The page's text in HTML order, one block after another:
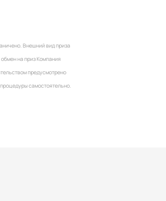
Внешний вид приза
на приз Компания
предусмотрено
самостоятельно.